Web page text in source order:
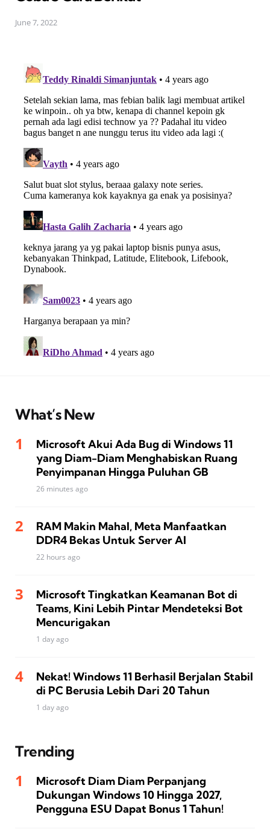
June 7, 2022
What’s New
Microsoft Akui Ada Bug di Windows 11
yang Diam-Diam Menghabiskan Ruang
Penyimpanan Hingga Puluhan GB
26 minutes ago
RAM Makin Mahal, Meta Manfaatkan
DDR4 Bekas Untuk Server AI
22 hours ago
Microsoft Tingkatkan Keamanan Bot di
Teams, Kini Lebih Pintar Mendeteksi Bot
Mencurigakan
1 day ago
Nekat! Windows 11 Berhasil Berjalan Stabil
di PC Berusia Lebih Dari 20 Tahun
1 day ago
Trending
Microsoft Diam Diam Perpanjang
Dukungan Windows 10 Hingga 2027,
Pengguna ESU Dapat Bonus 1 Tahun!